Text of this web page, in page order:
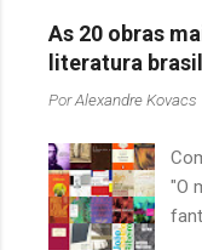
As 20 obras
literatura
PorAlexandre Kovacs
"O